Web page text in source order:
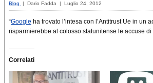
Blog | Dario Fadda | Luglio 24, 2012
“Google ha trovato l’intesa con l’Antitrust Ue in un
risparmierebbe al colosso statunitense le accuse di
Correlati